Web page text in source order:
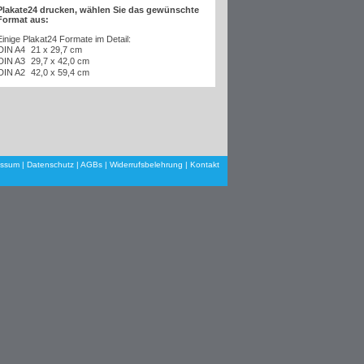
drucken, wählen Sie das gewünschte
aus:
Plakat24 Formate im Detail:
A4 21 x 29,7 cm
A3 29,7 x 42,0 cm
A2 42,0 x 59,4 cm
| Datenschutz | AGBs | Widerrufsbelehrung | Kontakt